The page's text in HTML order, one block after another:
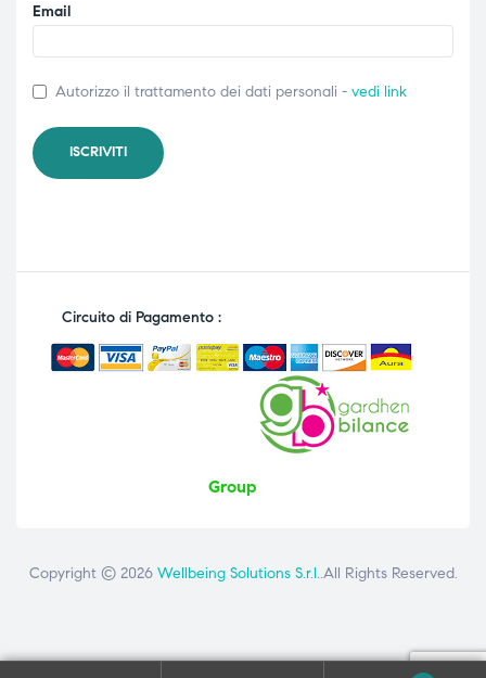
Email
Autorizzo il trattamento dei dati personali - vedi link
Circuito di Pagamento :
Group
Copyright © 2026 Wellbeing Solutions S.r.l..All Rights Reserved.